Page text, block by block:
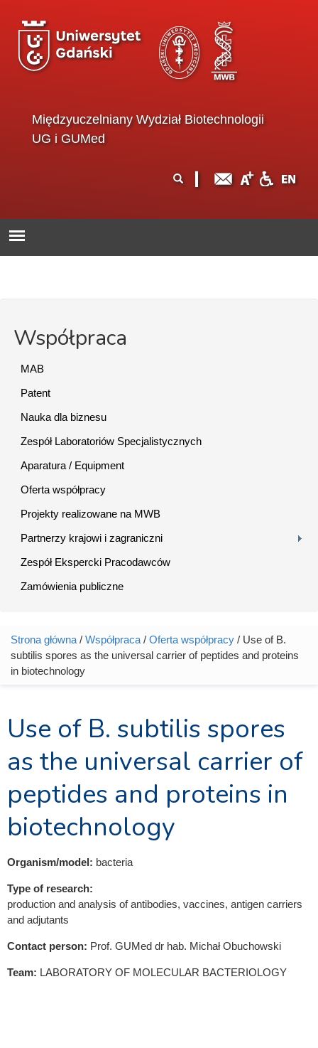
Międzyuczelniany Wydział Biotechnologii
UG i GUMed
wyszukiwania
Współpraca
MAB
Patent
Nauka dla biznesu
Zespół Laboratoriów Specjalistycznych
Aparatura / Equipment
Oferta współpracy
Projekty realizowane na MWB
Partnerzy krajowi i zagraniczni
Zespół Ekspercki Pracodawców
Zamówienia publiczne
Jesteś tutaj
Strona główna / Współpraca / Oferta współpracy / Use of B.
subtilis spores as the universal carrier of peptides and proteins
in biotechnology
Use of B. subtilis spores
as the universal carrier of
peptides and proteins in
biotechnology
Organism/model: bacteria
Type of research:
production and analysis of antibodies, vaccines, antigen carriers
and adjutants
Contact person: Prof. GUMed dr hab. Michał Obuchowski
Team: LABORATORY OF MOLECULAR BACTERIOLOGY